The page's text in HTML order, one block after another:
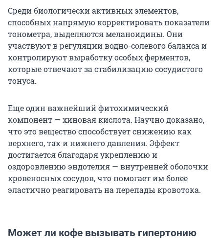
Среди биологически активных элементов,
способных напрямую корректировать показатели
тонометра, выделяются меланоидины. Они
участвуют в регуляции водно-солевого баланса и
контролируют выработку особых ферментов,
которые отвечают за стабилизацию сосудистого
тонуса.
Еще один важнейший фитохимический
компонент — хиновая кислота. Научно доказано,
что это вещество способствует снижению как
верхнего, так и нижнего давления. Эффект
достигается благодаря укреплению и
оздоровлению эндотелия — внутренней оболочки
кровеносных сосудов, что помогает им более
эластично реагировать на перепады кровотока.
Может ли кофе вызывать гипертонию